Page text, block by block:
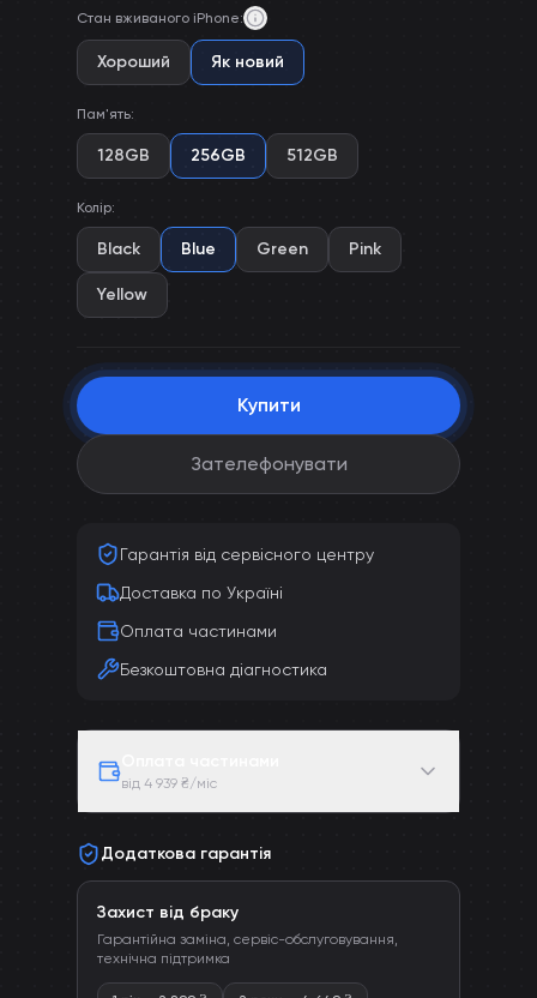
Стан вживаного iPhone:
Хороший Як новий
Пам'ять:
128GB 256GB 512GB
Колір:
Black Blue Green Pink
Yellow
Купити
Зателефонувати
Гарантія від сервісного центру
Доставка по Україні
Оплата частинами
Безкоштовна діагностика
від 4 939 ₴/міс
Додаткова гарантія
Захист від браку
Гарантійна заміна, сервіс-обслуговування,
технічна підтримка